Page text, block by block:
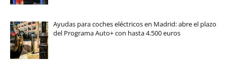
Ayudas para coches eléctricos en Madrid: abre el plazo
del Programa Auto+ con hasta 4.500 euros